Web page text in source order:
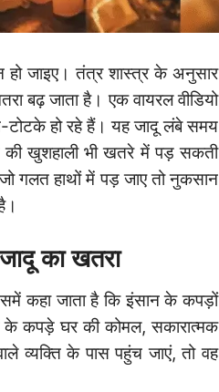
जाइए। तंत्र शास्त्र के अनुसार
बढ़ जाता है। एक वायरल वीडियो
टोटके हो रहे हैं। यह जादू लंबे समय
खुशहाली भी खतरे में पड़ सकती
गलत हाथों में पड़ जाए तो नुकसान
का खतरा
कहा जाता है कि इंसान के कपड़ों
कपड़े घर की कोमल, सकारात्मक
व्यक्ति के पास पहुंच जाएं, तो वह